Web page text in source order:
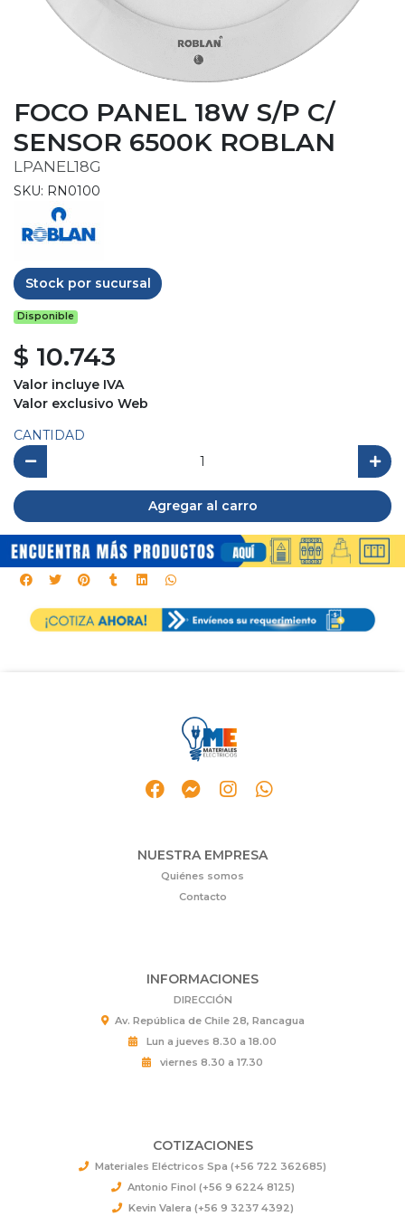
FOCO PANEL 18W S/P C/
SENSOR 6500K ROBLAN
LPANEL18G
SKU: RN0100
Stock por sucursal
Disponible
$ 10.743
Valor incluye IVA
Valor exclusivo Web
CANTIDAD
Agregar al carro
NUESTRA EMPRESA
Quiénes somos
Contacto
INFORMACIONES
DIRECCIÓN
Av. República de Chile 28, Rancagua
Lun a jueves 8.30 a 18.00
viernes 8.30 a 17.30
COTIZACIONES
Materiales Eléctricos Spa (+56 722 362685)
Antonio Finol (+56 9 6224 8125)
Kevin Valera (+56 9 3237 4392)